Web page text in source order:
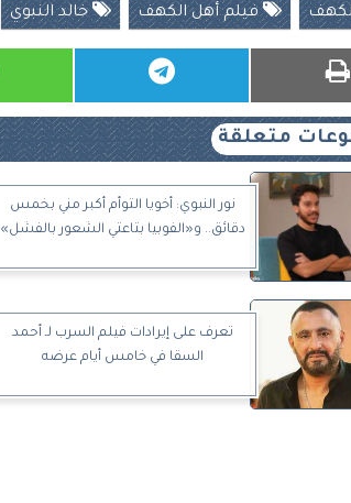
فيلم أهل الكهف خالد النبوي
متعلقة
نور النبوي: أخويا التوأم أكبر مني بخمس
دقائق.. و«الفوبيا بتاعتي الشعور بالفشل»
تعرف على إيرادات فيلم السرب لـ أحمد
السقا في خامس أيام عرضه